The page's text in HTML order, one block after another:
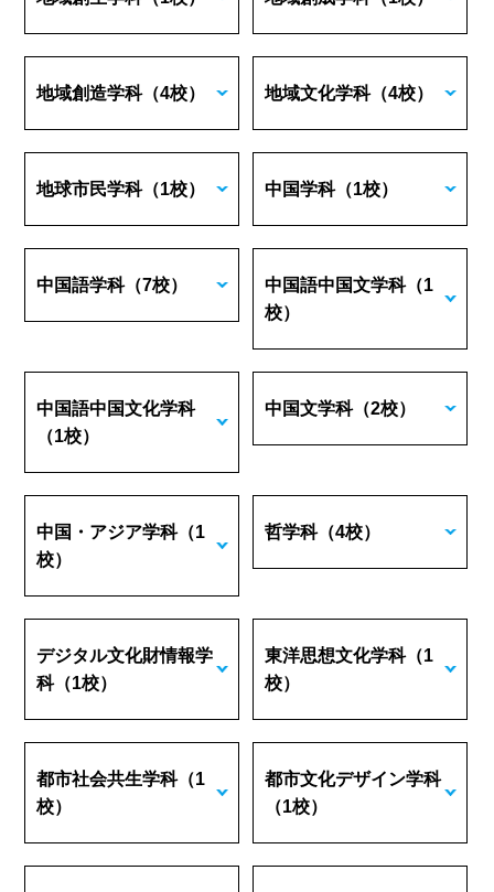
地域創造学科（4校） 地域文化学科（4校）
地球市民学科（1校） 中国学科（1校）
中国語学科（7校） 中国語中国文学科（1
校）
中国語中国文化学科
（1校）
中国文学科（2校）
中国・アジア学科（1
校）
哲学科（4校）
デジタル文化財情報学
科（1校）
東洋思想文化学科（1
校）
都市社会共生学科（1
校）
都市文化デザイン学科
（1校）